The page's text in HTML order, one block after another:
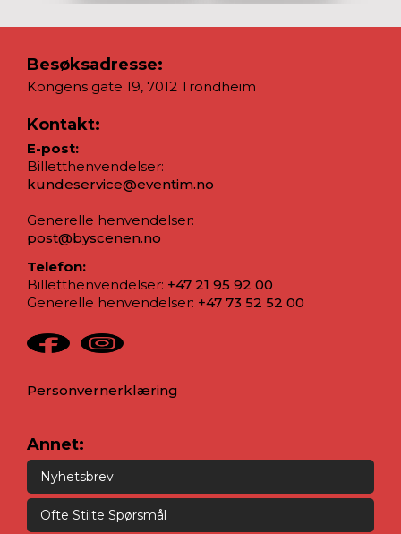
Besøksadresse:
Kongens gate 19, 7012 Trondheim
Kontakt:
E-post:
Billetthenvendelser:
kundeservice@eventim.no
Generelle henvendelser:
post@byscenen.no
Telefon:
Billetthenvendelser: +47 21 95 92 00
Generelle henvendelser: +47 73 52 52 00
Personvernerklæring
Annet:
Nyhetsbrev
Ofte Stilte Spørsmål